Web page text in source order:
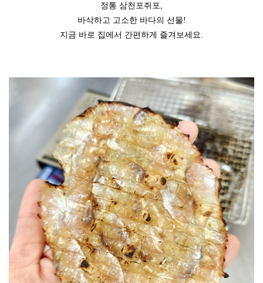
정통 삼천포쥐포,
바삭하고 고소한 바다의 선물!
지금 바로 집에서 간편하게 즐겨보세요.